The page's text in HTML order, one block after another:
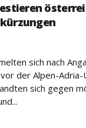
sich nach
der Alpen-
sich gegen